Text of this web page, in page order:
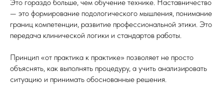
Это гораздо больше, чем обучение технике. Наставничество
— это формирование подологического мышления, понимание
границ компетенции, развитие профессиональной этики. Это
передача клинической логики и стандартов работы.
Принцип «от практика к практике» позволяет не просто
объяснять, как выполнять процедуру, а учить анализировать
ситуацию и принимать обоснованные решения.